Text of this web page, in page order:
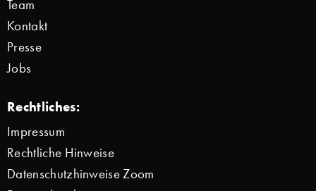
Team
Kontakt
Presse
Jobs
Rechtliches:
Impressum
Rechtliche Hinweise
Datenschutzhinweise Zoom